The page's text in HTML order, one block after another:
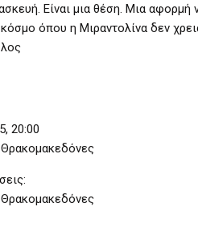
Είναι μια θέση. Μια
όπου η Μιραντολίνα δεν
20:00